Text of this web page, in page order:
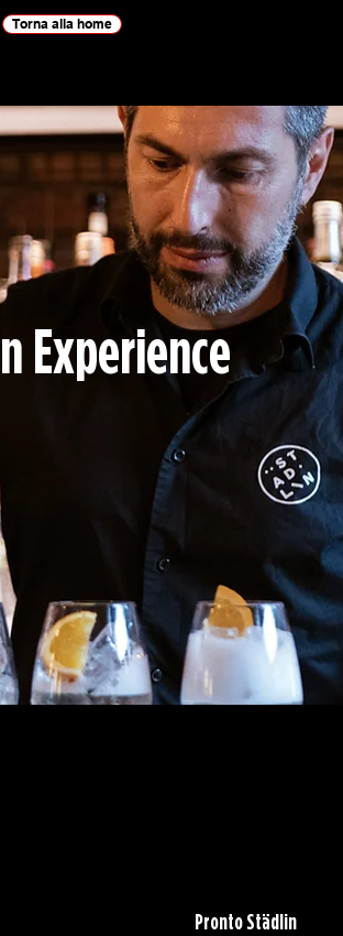
Torna alla home
Experience
Pronto Städlin